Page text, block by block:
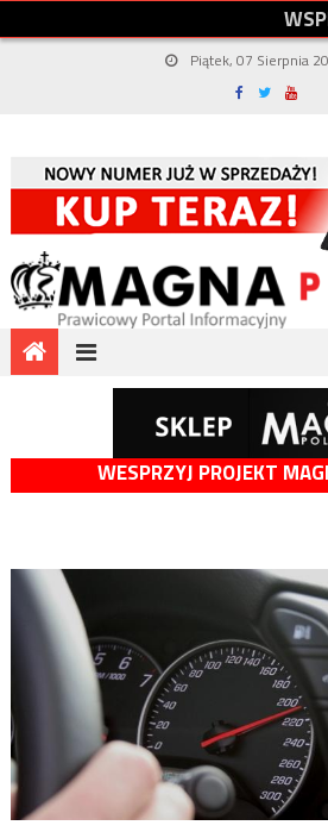
WSP
Piątek, 07 Sierpnia
WESPRZYJ PROJEKT